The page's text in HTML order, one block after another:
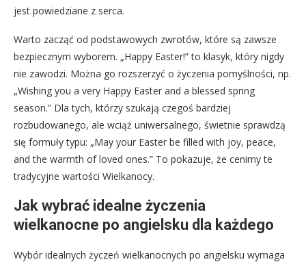
jest powiedziane z serca.
Warto zacząć od podstawowych zwrotów, które są zawsze
bezpiecznym wyborem. „Happy Easter!” to klasyk, który nigdy
nie zawodzi. Można go rozszerzyć o życzenia pomyślności, np.
„Wishing you a very Happy Easter and a blessed spring
season.” Dla tych, którzy szukają czegoś bardziej
rozbudowanego, ale wciąż uniwersalnego, świetnie sprawdzą
się formuły typu: „May your Easter be filled with joy, peace,
and the warmth of loved ones.” To pokazuje, że cenimy te
tradycyjne wartości Wielkanocy.
Jak wybrać idealne życzenia
wielkanocne po angielsku dla każdego
Wybór idealnych życzeń wielkanocnych po angielsku wymaga